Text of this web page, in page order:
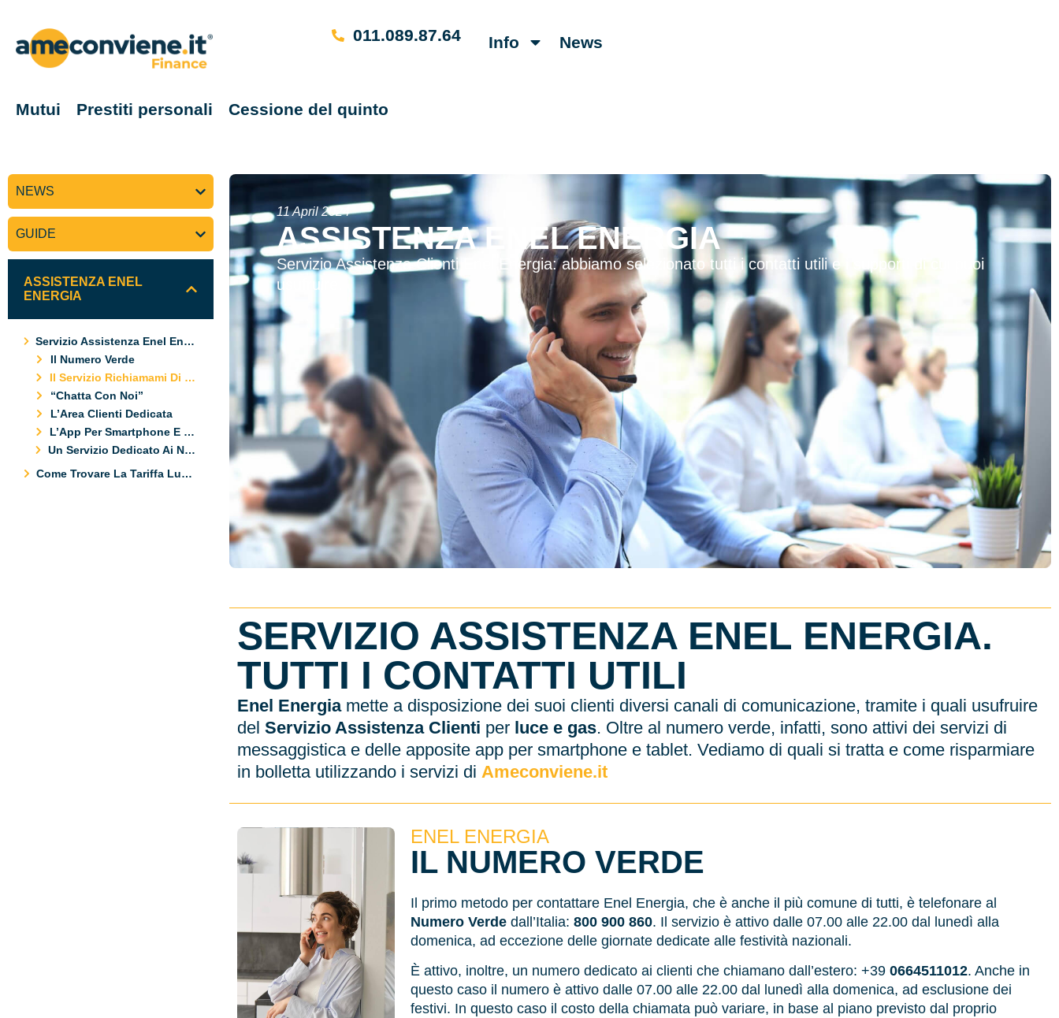
011.089.87.64 Info News
Mutui Prestiti personali Cessione del quinto
NEWS
GUIDE
ASSISTENZA ENEL
ENERGIA
Servizio Assistenza Enel Energia. Tutti I Contatti Utili
Il Numero Verde
Il Servizio Richiamami Di Enel
“chatta Con Noi”
L’Area Clienti Dedicata
L’App Per Smartphone E Tablet
Un Servizio Dedicato Ai Non Udenti
Come Trovare La Tariffa Luce E Gas Migliore
11 April 2024
ASSISTENZA ENEL ENERGIA
Servizio Assistenza Clienti Enel Energia: abbiamo selezionato tutti i contatti utili e i supporti di cui puoi
usufruire.
SERVIZIO ASSISTENZA ENEL ENERGIA.
TUTTI I CONTATTI UTILI
Enel Energiamette a disposizione dei suoi clienti diversi canali di comunicazione, tramite i quali usufruire
del Servizio Assistenza Clienti per luce e gas. Oltre al numero verde, infatti, sono attivi dei servizi di
messaggistica e delle apposite app per smartphone e tablet. Vediamo di quali si tratta e come risparmiare
in bolletta utilizzando i servizi di Ameconviene.it
ENEL ENERGIA
IL NUMERO VERDE
Il primo metodo per contattare Enel Energia, che è anche il più comune di tutti, è telefonare al
Numero Verde dall’Italia:800 900 860. Il servizio è attivo dalle 07.00 alle 22.00 dal lunedì alla
domenica, ad eccezione delle giornate dedicate alle festività nazionali.
È attivo, inoltre, un numero dedicato ai clienti che chiamano dall’estero: +390664511012. Anche in
questo caso il numero è attivo dalle 07.00 alle 22.00 dal lunedì alla domenica, ad esclusione dei
festivi. In questo caso il costo della chiamata può variare, in base al piano previsto dal proprio